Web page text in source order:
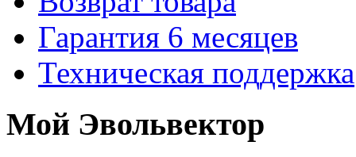
Гарантия 6 месяцев
Техническая поддержка
Мой Эвольвектор